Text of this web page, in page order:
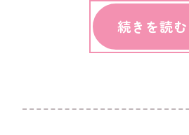
続きを読む